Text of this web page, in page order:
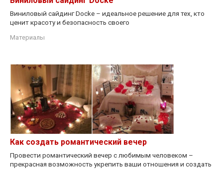
Виниловый сайдинг Docke – идеальное решение для тех, кто
ценит красоту и безопасность своего
Материалы
Как создать романтический вечер
Провести романтический вечер с любимым человеком –
прекрасная возможность укрепить ваши отношения и создать